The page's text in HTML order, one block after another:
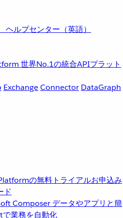
ヘルプセンター（英語）
世界No.1の統合APIプラット
ExchangeConnector DataGraph
の無料トライアルお申込み
ド
Composer データやアプリと簡
で業務を自動化